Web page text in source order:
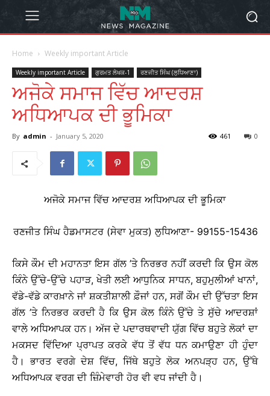
Home Weekly important Article
Weekly important Article ਗੁਰਮਤ ਲੇਖਕ-1 ਰਣਜੀਤ ਸਿੰਘ (ਲੁਧਿਆਣਾ)
ਅਜੋਕੇ ਸਮਾਜ ਵਿੱਚ ਆਦਰਸ਼
ਅਧਿਆਪਕ ਦੀ ਭੂਮਿਕਾ
By admin - January 5, 2020 0
461
ਅਜੋਕੇ ਸਮਾਜ ਵਿੱਚ ਆਦਰਸ਼ ਅਧਿਆਪਕ ਦੀ ਭੂਮਿਕਾ
ਰਣਜੀਤ ਸਿੰਘ ਹੈਡਮਾਸਟਰ (ਸੇਵਾ ਮੁਕਤ) ਲੁਧਿਆਣਾ- 99155-15436
ਕਿਸੇ ਕੌਮ ਦੀ ਮਹਾਨਤਾ ਇਸ ਗੱਲ ’ਤੇ ਨਿਰਭਰ ਨਹੀਂ ਕਰਦੀ ਕਿ ਉਸ ਕੋਲ
ਕਿੰਨੇ ਉੱਚੇ-ਉੱਚੇ ਪਹਾੜ, ਖੇਤੀ ਲਈ ਆਧੁਨਿਕ ਸਾਧਨ, ਬਹੁਮੁਲੀਆਂ ਖਾਨਾਂ,
ਵੱਡੇ-ਵੱਡੇ ਕਾਰਖ਼ਾਨੇ ਜਾਂ ਸ਼ਕਤੀਸ਼ਾਲੀ ਫ਼ੌਜਾਂ ਹਨ, ਸਗੋਂ ਕੌਮ ਦੀ ਉੱਚਤਾ ਇਸ
ਗੱਲ ’ਤੇ ਨਿਰਭਰ ਕਰਦੀ ਹੈ ਕਿ ਉਸ ਕੋਲ ਕਿੰਨੇ ਉੱਚੇ ਤੇ ਸੁੱਚੇ ਆਦਰਸ਼ਾਂ
ਵਾਲੇ ਅਧਿਆਪਕ ਹਨ। ਅੱਜ ਦੇ ਪਦਾਰਥਵਾਦੀ ਯੁੱਗ ਵਿੱਚ ਬਹੁਤੇ ਲੋਕਾਂ ਦਾ
ਮਕਸਦ ਵਿੱਦਿਆ ਪ੍ਰਾਪਤ ਕਰਕੇ ਵੱਧ ਤੋਂ ਵੱਧ ਧਨ ਕਮਾਉਣਾ ਹੀ ਹੁੰਦਾ
ਹੈ। ਭਾਰਤ ਵਰਗੇ ਦੇਸ਼ ਵਿੱਚ, ਜਿੱਥੇ ਬਹੁਤੇ ਲੋਕ ਅਨਪੜ੍ਹ ਹਨ, ਉੱਥੇ
ਅਧਿਆਪਕ ਵਰਗ ਦੀ ਜ਼ਿੰਮੇਵਾਰੀ ਹੋਰ ਵੀ ਵਧ ਜਾਂਦੀ ਹੈ।